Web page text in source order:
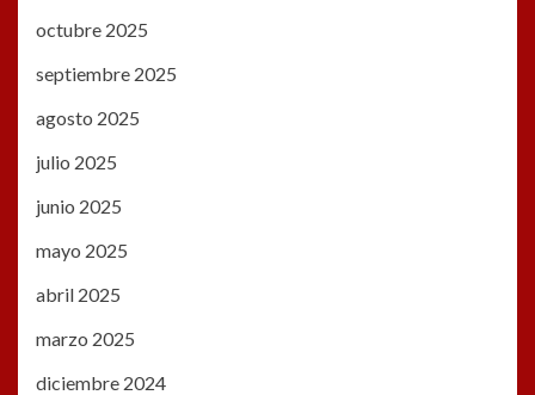
octubre 2025
septiembre 2025
agosto 2025
julio 2025
junio 2025
mayo 2025
abril 2025
marzo 2025
diciembre 2024